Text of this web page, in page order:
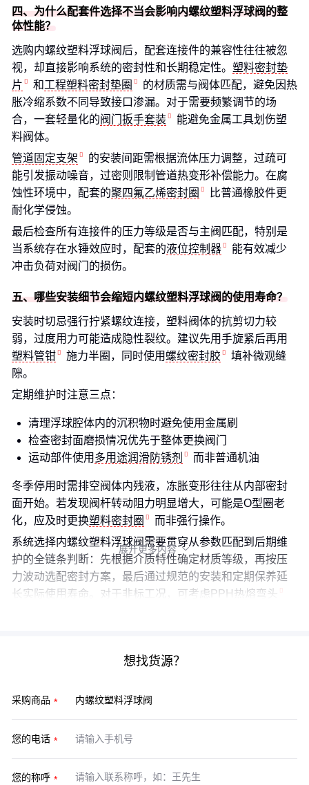
四、为什么配套件选择不当会影响内螺纹塑料浮球阀的整
体性能？
选购内螺纹塑料浮球阀后，配套连接件的兼容性往往被忽
视，却直接影响系统的密封性和长期稳定性。 塑料密封垫
片
和工程塑料密封垫圈
的材质需与阀体匹配，避免因热
胀冷缩系数不同导致接口渗漏。对于需要频繁调节的场
合，一套轻量化的阀门扳手套装
能避免金属工具划伤塑
料阀体。
管道固定支架
的安装间距需根据流体压力调整，过疏可
能引发振动噪音，过密则限制管道热变形补偿能力。在腐
蚀性环境中，配套的聚四氟乙烯密封圈
比普通橡胶件更
耐化学侵蚀。
最后检查所有连接件的压力等级是否与主阀匹配，特别是
当系统存在水锤效应时，配套的液位控制器
能有效减少
冲击负荷对阀门的损伤。
五、哪些安装细节会缩短内螺纹塑料浮球阀的使用寿命？
安装时切忌强行拧紧螺纹连接，塑料阀体的抗剪切力较
弱，过度用力可能造成隐性裂纹。建议先用手旋紧后再用
塑料管钳
施力半圈，同时使用 螺纹密封胶
填补微观缝
隙。
定期维护时注意三点：
清理浮球腔体内的沉积物时避免使用金属刷
检查密封面磨损情况优先于整体更换阀门
运动部件使用 多用途润滑防锈剂 而非普通机油
冬季停用时需排空阀体内残液，冻胀变形往往从内部密封
面开始。若发现阀杆转动阻力明显增大，可能是O型圈老
化，应及时更换塑料密封圈
而非强行操作。
系统选择内螺纹塑料浮球阀需要贯穿从参数匹配到后期维
护的全链条判断：先根据介质特性确定材质等级，再按压
力波动选配密封方案，最后通过规范的安装和定期保养延
长实际使用寿命。对于非标工况，可考虑PPH热熔弯头
展开更多内容 
想找货源？
采购商品
您的电话
您的称呼